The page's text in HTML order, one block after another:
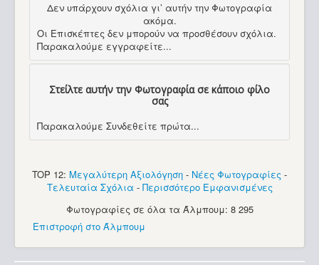
Δεν υπάρχουν σχόλια γι’ αυτήν την Φωτογραφία
ακόμα.
Οι Επισκέπτες δεν μπορούν να προσθέσουν σχόλια.
Παρακαλούμε εγγραφείτε...
Στείλτε αυτήν την Φωτογραφία σε κάποιο φίλο
σας
Παρακαλούμε Συνδεθείτε πρώτα...
TOP 12: Μεγαλύτερη Αξιολόγηση - Νέες Φωτογραφίες -
Τελευταία Σχόλια - Περισσότερο Εμφανισμένες
Φωτογραφίες σε όλα τα Άλμπουμ: 8 295
Επιστροφή στο Άλμπουμ